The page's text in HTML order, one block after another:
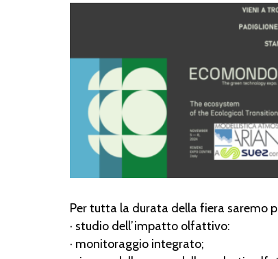
Per tutta la durata della fiera saremo
· studio dell’impatto olfattivo:
· monitoraggio integrato;